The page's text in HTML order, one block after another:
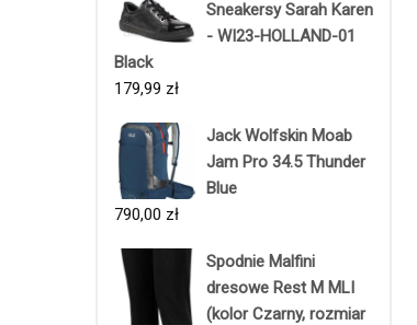
Sneakersy Sarah Karen
- WI23-HOLLAND-01
Black
179,99 zł
Jack Wolfskin Moab
Jam Pro 34.5 Thunder
Blue
790,00 zł
Spodnie Malfini
dresowe Rest M MLI
(kolor Czarny, rozmiar